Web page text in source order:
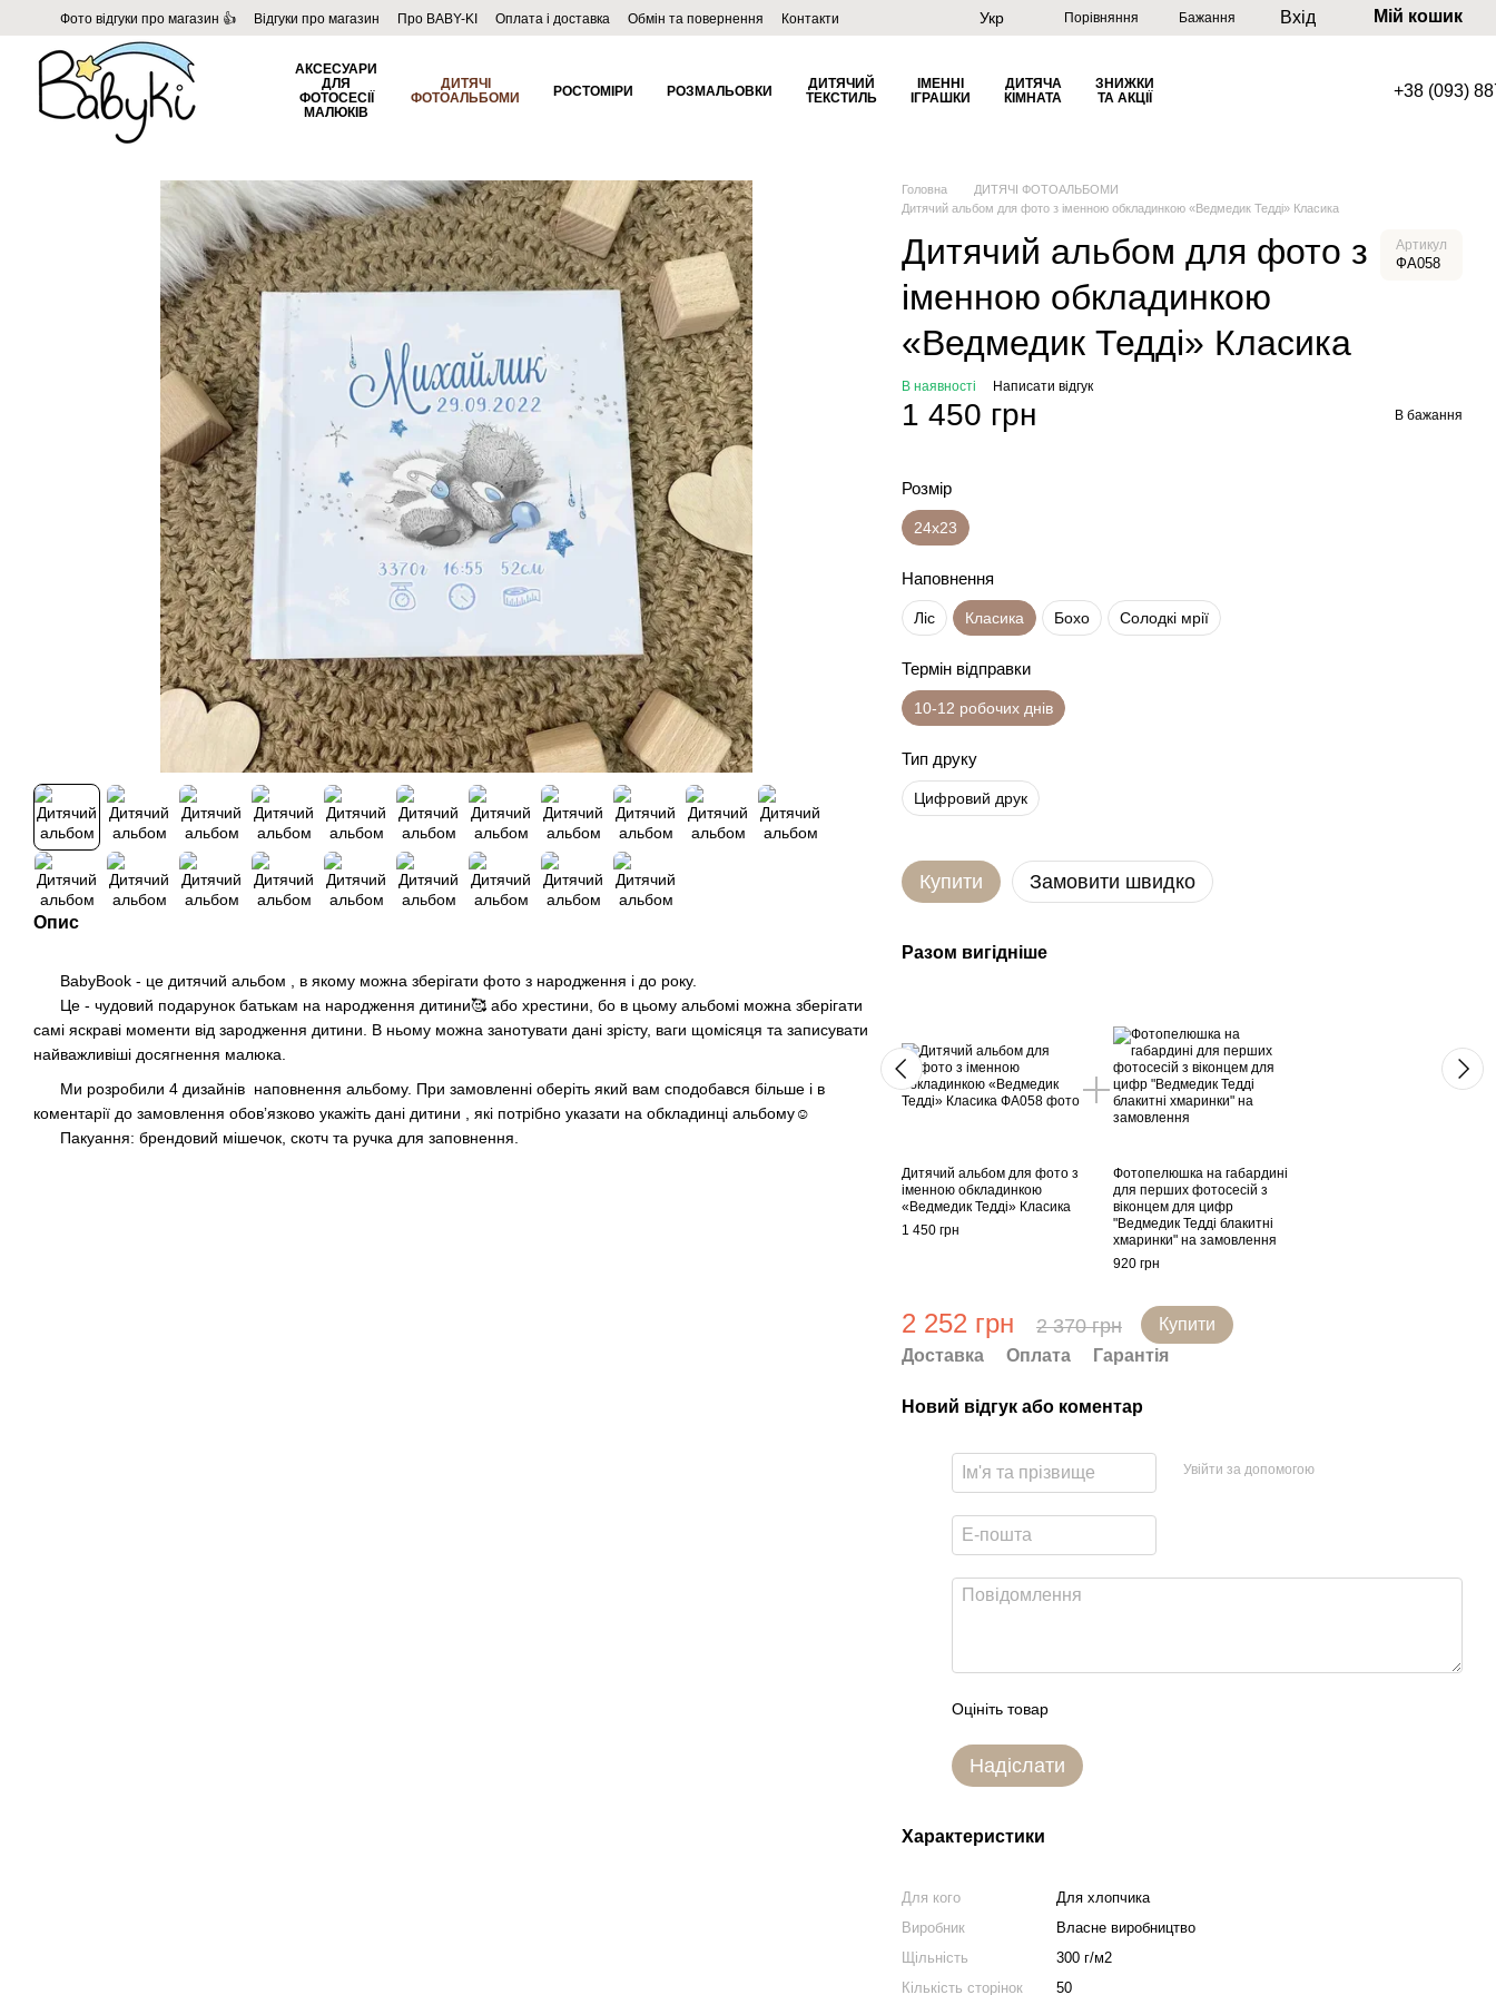
Перейти до основного контенту
Фото відгуки про магазин 👍 Відгуки про магазин Про BABY-KI Оплата і доставка Обмін та повернення
Контакти
Угода користувача
Договір публічної оферти Блог
Укр Порівняння Бажання Вхід Мій кошик
АКСЕСУАРИ
ДЛЯ
ФОТОСЕСІЇ
МАЛЮКІВ
ДИТЯЧІ
ФОТОАЛЬБОМИ
РОСТОМІРИ РОЗМАЛЬОВКИ
ДИТЯЧИЙ
ТЕКСТИЛЬ
ІМЕННІ
ІГРАШКИ
ДИТЯЧА
КІМНАТА
ЗНИЖКИ
ТА АКЦІЇ
+38 (093)
Опис
BabyBook - це дитячий альбом , в якому можна зберігати фото з народження і до року.
Це - чудовий подарунок батькам на народження дитини🥰 або хрестини, бо в цьому альбомі можна зберігати
самі яскраві моменти від зародження дитини. В ньому можна занотувати дані зрісту, ваги щомісяця та записувати
найважливіші досягнення малюка.
Ми розробили 4 дизайнів наповнення альбому. При замовленні оберіть який вам сподобався більше і в
коментарії до замовлення обовʼязково укажіть дані дитини , які потрібно указати на обкладинці альбому☺️
Пакуання: брендовий мішечок, скотч та ручка для заповнення.
Головна
ДИТЯЧІ ФОТОАЛЬБОМИ
Дитячий альбом для фото з іменною обкладинкою «Ведмедик Тедді» Класика
Дитячий альбом для фото з
іменною обкладинкою
«Ведмедик Тедді» Класика
Артикул
ФА058
В наявності Написати відгук
1 450 грн В бажання
Розмір
24х23
Наповнення
Ліс Класика Бохо Солодкі мрії
Термін відправки
10-12 робочих днів
Тип друку
Цифровий друк
Купити Замовити швидко
Разом вигідніше
Дитячий альбом для фото з
іменною обкладинкою
«Ведмедик Тедді» Класика
1 450 грн
Фотопелюшка на габардині
для перших фотосесій з
віконцем для цифр
"Ведмедик Тедді блакитні
хмаринки" на замовлення
920 грн
2 252 грн 2 370 грн Купити
Доставка Оплата Гарантія
Новий відгук або коментар
Увійти за допомогою
Оцініть товар
Надіслати
Характеристики
Для кого
Для хлопчика
Виробник
Власне виробництво
Щільність
300 г/м2
Кількість сторінок
50